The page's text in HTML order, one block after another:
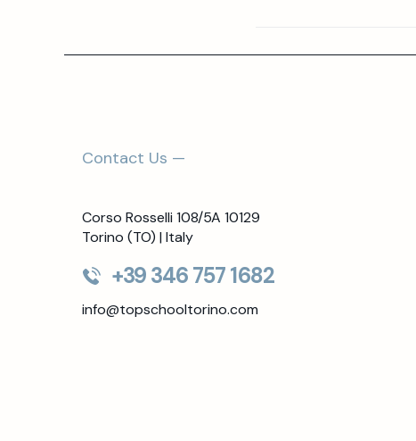
Contact Us —
Corso Rosselli 108/5A 10129
Torino (TO) | Italy
+39 346 757 1682
info@topschooltorino.com